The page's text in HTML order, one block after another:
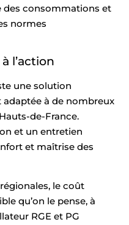
des consommations et
normes
l’action
une solution
à de nombreux
de-France.
et un entretien
et maîtrise des
le coût
qu’on le pense, à
RGE et PG